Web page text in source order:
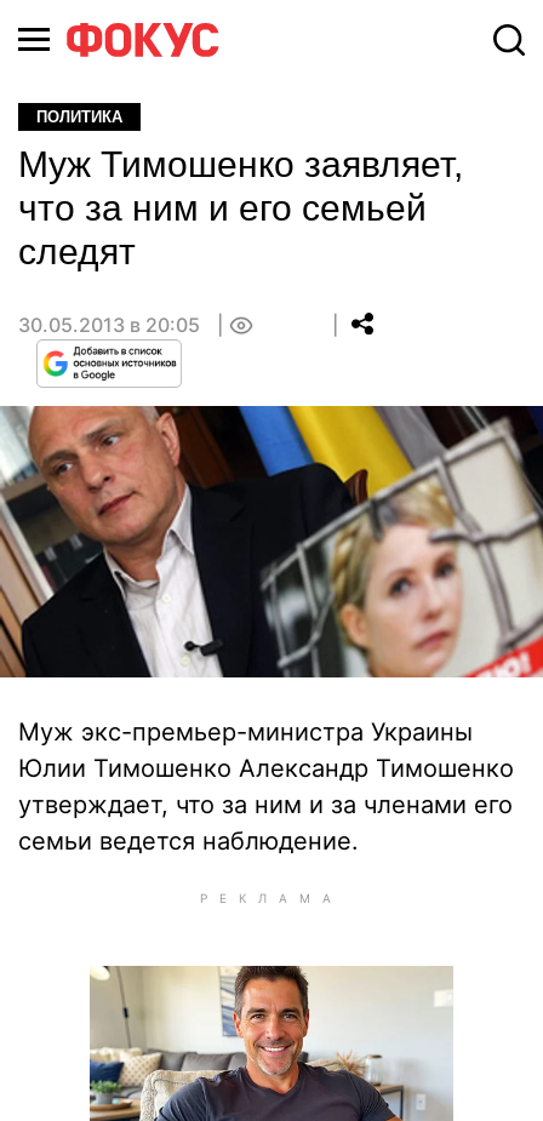
ПОЛИТИКА
Муж Тимошенко заявляет,
что за ним и его семьей
следят
30.05.2013 в 20:05
Муж экс-премьер-министра Украины
Юлии Тимошенко Александр Тимошенко
утверждает, что за ним и за членами его
семьи ведется наблюдение.